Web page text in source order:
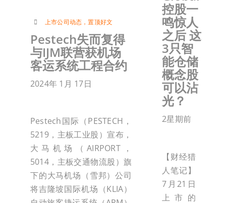
上市公司动态 ，置顶好文
Pestech失而复得
与IJM联营获机场
客运系统工程合约
2024年 1月 17日
Pestech国际（PESTECH，
5219，主板工业股）宣布，
大马机场（AIRPORT，
5014，主板交通物流股）旗
下的大马机场（雪邦）公司
将吉隆坡国际机场（KLIA）
控股一
鸣惊人
之后 这
3只智
能仓储
概念股
可以沾
光？
2星期前
【财经猎
人笔记】
7月21日
上市的